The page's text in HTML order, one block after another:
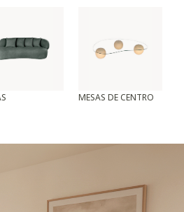
MESAS DE CENTRO